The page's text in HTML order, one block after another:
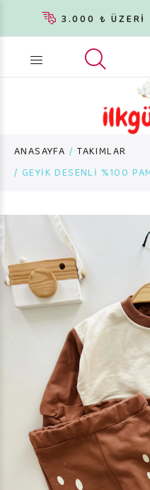
3.000 ₺ ÜZERİ
Ürün arama...
ANASAYFA
TAKIMLAR
GEYİK DESENLİ %100